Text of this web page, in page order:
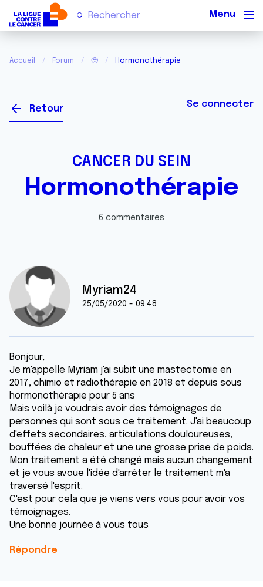
Accueil Forum 🥹 Hormonothérapie
Retour Se connecter
CANCER DU SEIN
Hormonothérapie
6 commentaires
Myriam24
25/05/2020 - 09:48
Bonjour,
Je m'appelle Myriam j'ai subit une mastectomie en
2017, chimio et radiothérapie en 2018 et depuis sous
hormonothérapie pour 5 ans
Mais voilà je voudrais avoir des témoignages de
personnes qui sont sous ce traitement. J'ai beaucoup
d'effets secondaires, articulations douloureuses,
bouffées de chaleur et une une grosse prise de poids.
Mon traitement a été changé mais aucun changement
et je vous avoue l'idée d'arrêter le traitement m'a
traversé l'esprit.
C'est pour cela que je viens vers vous pour avoir vos
témoignages.
Une bonne journée à vous tous
Répondre